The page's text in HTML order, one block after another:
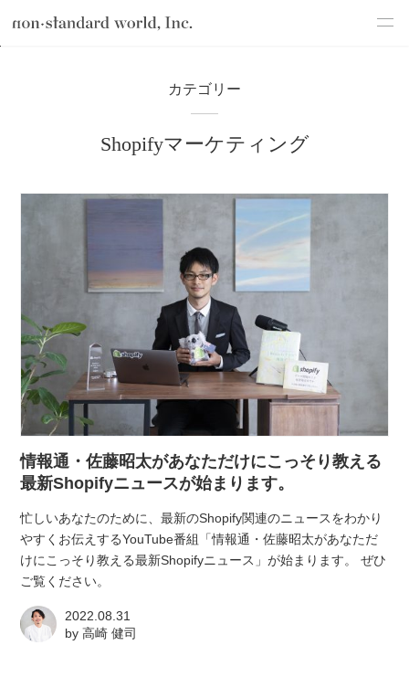
csr
works
blog
recruit
contact
english
カテゴリー
Shopifyマーケティング
情報通・佐藤昭太があなただけにこっそり教える
最新Shopifyニュースが始まります。
忙しいあなたのために、最新のShopify関連のニュースをわかり
やすくお伝えするYouTube番組「情報通・佐藤昭太があなただ
けにこっそり教える最新Shopifyニュース」が始まります。 ぜひ
ご覧ください。
2022.08.31
by高崎 健司